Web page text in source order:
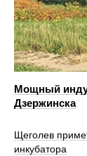
Мощный
Дзержинска
Щеголев
инкубатора